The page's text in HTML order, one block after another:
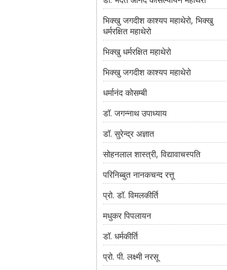
भिक्खु जगदीश काश्यप महाथेरो, भिक्खु
धर्मरक्षित महाथेरो
भिक्खु धर्मरक्षित महाथेरो
भिक्खु जगदीश काश्यप महाथेरो
धर्मानंद कोसम्बी
डॉ. जगन्नाथ उपाध्याय
डॉ. सुरेन्द्र अज्ञात
सोहनलाल शास्त्री, विद्यावाचस्पति
परिनिब्बुत नानकचन्द रत्तू
प्रो. डॉ. विमलकीर्ति
मधुकर पिपलायन
डॉ. धर्मकीर्ति
प्रो. पी. लक्ष्मी नरसू